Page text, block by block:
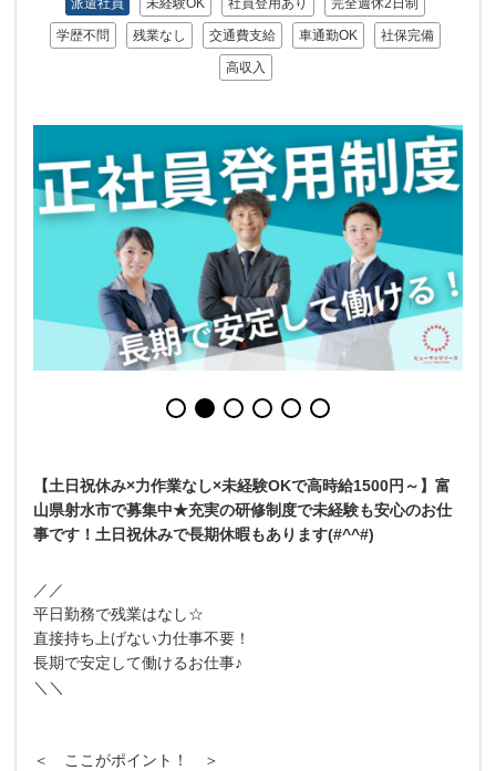
派遣社員 未経験OK 社員登用あり 完全週休2日制
学歴不問 残業なし 交通費支給 車通勤OK 社保完備
高収入
【土日祝休み×力作業なし×未経験OKで高時給1500円～】富
山県射水市で募集中★充実の研修制度で未経験も安心のお仕
事です！土日祝休みで長期休暇もあります(#^^#)
／／
平日勤務で残業はなし☆
直接持ち上げない力仕事不要！
長期で安定して働けるお仕事♪
＼＼
＜ ここがポイント！ ＞